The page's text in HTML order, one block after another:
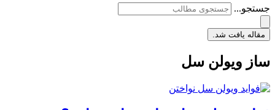
جستجو...
مقاله یافت شد.
ساز ویولن سل